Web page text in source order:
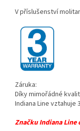
V příslušenství
Záruka:
Díky mimořádné
Indiana Line vztahuje
Značku Indiana